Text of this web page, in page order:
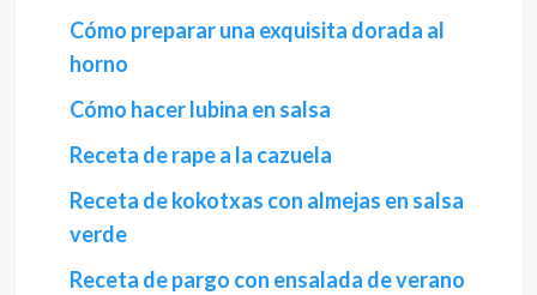
Cómo preparar una exquisita dorada al
horno
Cómo hacer lubina en salsa
Receta de rape a la cazuela
Receta de kokotxas con almejas en salsa
verde
Receta de pargo con ensalada de verano